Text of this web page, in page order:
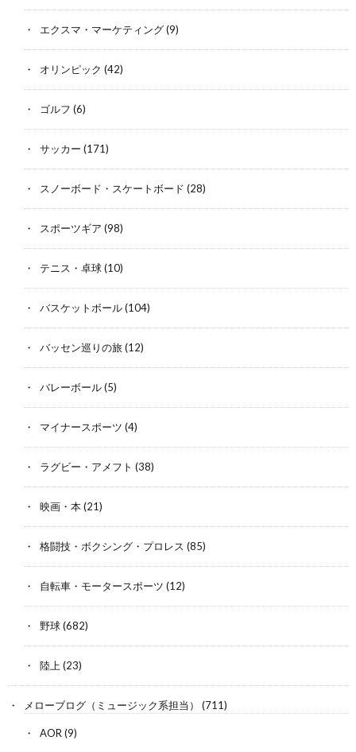
エクスマ・マーケティング(9)
オリンピック (42)
ゴルフ (6)
サッカー (171)
スノーボード・スケートボード (28)
スポーツギア (98)
テニス・卓球(10)
バスケットボール(104)
バッセン巡りの旅(12)
バレーボール(5)
マイナースポーツ (4)
ラグビー・アメフト (38)
映画・本(21)
格闘技・ボクシング・プロレス (85)
自転車・モータースポーツ (12)
野球(682)
陸上 (23)
メローブログ（ミュージック系担当） (711)
AOR (9)